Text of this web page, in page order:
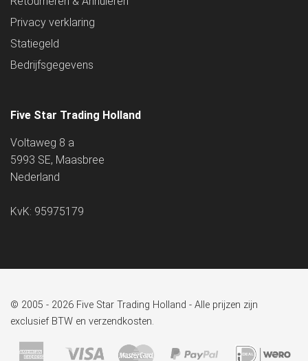
Privacy verklaring
Statiegeld
Bedrijfsgegevens
Five Star Trading Holland
Voltaweg 8 a
5993 SE, Maasbree
Nederland
KvK: 95975179
© 2005 - 2026 Five Star Trading Holland - Alle prijzen zijn
exclusief BTW en verzendkosten.